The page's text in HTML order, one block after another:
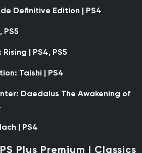
Definitive Edition | PS4
PS5
| PS4, PS5
Taishi | PS4
Daedalus The Awakening of
| PS4
PS Plus Premium | Classics